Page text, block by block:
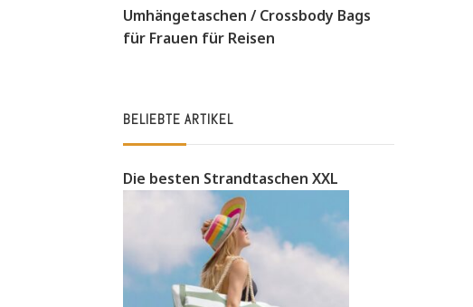
Umhängetaschen / Crossbody Bags
für Frauen für Reisen
BELIEBTE ARTIKEL
Die besten Strandtaschen XXL